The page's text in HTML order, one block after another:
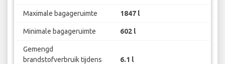
Maximale bagageruimte 1847 l
Minimale bagageruimte 602 l
Gemengd
brandstofverbruik tijdens
6.1 l